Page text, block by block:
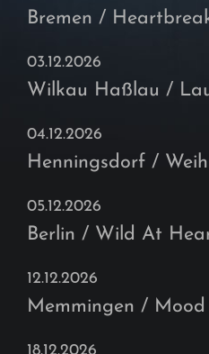
Bremen /
03.12.2026
Wilkau Haßlau /
04.12.2026
Henningsdorf /
05.12.2026
Berlin / Wild At
12.12.2026
Memmingen /